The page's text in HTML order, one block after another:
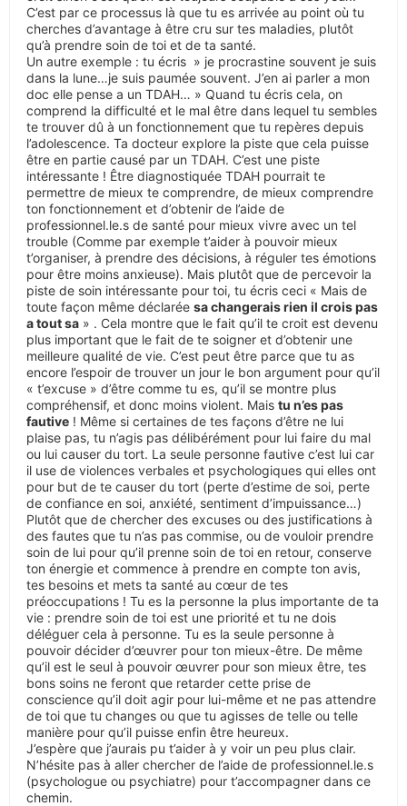
C’est par ce processus là que tu es arrivée au point où tu
cherches d’avantage à être cru sur tes maladies, plutôt
qu’à prendre soin de toi et de ta santé.
Un autre exemple : tu écris » je procrastine souvent je suis
dans la lune…je suis paumée souvent. J’en ai parler a mon
doc elle pense a un TDAH… » Quand tu écris cela, on
comprend la difficulté et le mal être dans lequel tu sembles
te trouver dû à un fonctionnement que tu repères depuis
l’adolescence. Ta docteur explore la piste que cela puisse
être en partie causé par un TDAH. C’est une piste
intéressante ! Être diagnostiquée TDAH pourrait te
permettre de mieux te comprendre, de mieux comprendre
ton fonctionnement et d’obtenir de l’aide de
professionnel.le.s de santé pour mieux vivre avec un tel
trouble (Comme par exemple t’aider à pouvoir mieux
t’organiser, à prendre des décisions, à réguler tes émotions
pour être moins anxieuse). Mais plutôt que de percevoir la
piste de soin intéressante pour toi, tu écris ceci « Mais de
toute façon même déclarée sa changerais rien il crois pas
a tout sa » . Cela montre que le fait qu’il te croit est devenu
plus important que le fait de te soigner et d’obtenir une
meilleure qualité de vie. C’est peut être parce que tu as
encore l’espoir de trouver un jour le bon argument pour qu’il
« t’excuse » d’être comme tu es, qu’il se montre plus
compréhensif, et donc moins violent. Mais tu n’es pas
fautive ! Même si certaines de tes façons d’être ne lui
plaise pas, tu n’agis pas délibérément pour lui faire du mal
ou lui causer du tort. La seule personne fautive c’est lui car
il use de violences verbales et psychologiques qui elles ont
pour but de te causer du tort (perte d’estime de soi, perte
de confiance en soi, anxiété, sentiment d’impuissance…)
Plutôt que de chercher des excuses ou des justifications à
des fautes que tu n’as pas commise, ou de vouloir prendre
soin de lui pour qu’il prenne soin de toi en retour, conserve
ton énergie et commence à prendre en compte ton avis,
tes besoins et mets ta santé au cœur de tes
préoccupations ! Tu es la personne la plus importante de ta
vie : prendre soin de toi est une priorité et tu ne dois
déléguer cela à personne. Tu es la seule personne à
pouvoir décider d’œuvrer pour ton mieux-être. De même
qu’il est le seul à pouvoir œuvrer pour son mieux être, tes
bons soins ne feront que retarder cette prise de
conscience qu’il doit agir pour lui-même et ne pas attendre
de toi que tu changes ou que tu agisses de telle ou telle
manière pour qu’il puisse enfin être heureux.
J’espère que j’aurais pu t’aider à y voir un peu plus clair.
N’hésite pas à aller chercher de l’aide de professionnel.le.s
(psychologue ou psychiatre) pour t’accompagner dans ce
chemin.